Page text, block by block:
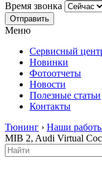
Время звонка
Отправить
Меню
Сервисный
Новинки
Фотоотчеты
Новости
Полезные статьи
Контакты
Тюнинг › Наши
MIB 2, Audi Virtual